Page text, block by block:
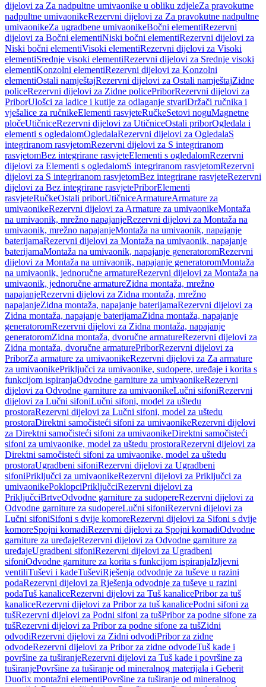
dijelovi za Za nadpultne umivaonike u obliku zdjeleZa pravokutne
nadpultne umivaonikeRezervni dijelovi za Za pravokutne nadpultne
umivaonikeZa ugradbene umivaonikeBočni elementiRezervni
dijelovi za Bočni elementiNiski bočni elementiRezervni dijelovi za
Niski bočni elementiVisoki elementiRezervni dijelovi za Visoki
elementiSrednje visoki elementiRezervni dijelovi za Srednje visoki
elementiKonzolni elementiRezervni dijelovi za Konzolni
elementiOstali namještajRezervni dijelovi za Ostali namještajZidne
policeRezervni dijelovi za Zidne policePriborRezervni dijelovi za
PriborUlošci za ladice i kutije za odlaganje stvariDržači ručnika i
vješalice za ručnikeElementi rasvjeteRučkeSetovi noguMagnetne
pločeUtičniceRezervni dijelovi za UtičniceOstali priborOgledala i
elementi s ogledalomOgledalaRezervni dijelovi za OgledalaS
integriranom rasvjetomRezervni dijelovi za S integriranom
rasvjetomBez integrirane rasvjeteElementi s ogledalomRezervni
dijelovi za Elementi s ogledalomS integriranom rasvjetomRezervni
dijelovi za S integriranom rasvjetomBez integrirane rasvjeteRezervni
dijelovi za Bez integrirane rasvjetePriborElementi
rasvjeteRučkeOstali priborUtičniceArmatureArmature za
umivaonikeRezervni dijelovi za Armature za umivaonikeMontaža
na umivaonik, mrežno napajanjeRezervni dijelovi za Montaža na
umivaonik, mrežno napajanjeMontaža na umivaonik, napajanje
baterijamaRezervni dijelovi za Montaža na umivaonik, napajanje
baterijamaMontaža na umivaonik, napajanje generatoromRezervni
dijelovi za Montaža na umivaonik, napajanje generatoromMontaža
na umivaonik, jednoručne armatureRezervni dijelovi za Montaža na
umivaonik, jednoručne armatureZidna montaža, mrežno
napajanjeRezervni dijelovi za Zidna montaža, mrežno
napajanjeZidna montaža, napajanje baterijamaRezervni dijelovi za
Zidna montaža, napajanje baterijamaZidna montaža, napajanje
generatoromRezervni dijelovi za Zidna montaža, napajanje
generatoromZidna montaža, dvoručne armatureRezervni dijelovi za
Zidna montaža, dvoručne armaturePriborRezervni dijelovi za
PriborZa armature za umivaonikeRezervni dijelovi za Za armature
za umivaonikePriključci za umivaonike, sudopere, uređaje i korita s
funkcijom ispiranjaOdvodne garniture za umivaonikeRezervni
dijelovi za Odvodne garniture za umivaonikeLučni sifoniRezervni
dijelovi za Lučni sifoniLučni sifoni, model za uštedu
prostoraRezervni dijelovi za Lučni sifoni, model za uštedu
prostoraDirektni samočisteći sifoni za umivaonikeRezervni dijelovi
za Direktni samočisteći sifoni za umivaonikeDirektni samočisteći
sifoni za umivaonike, model za uštedu prostoraRezervni dijelovi za
Direktni samočisteći sifoni za umivaonike, model za uštedu
prostoraUgradbeni sifoniRezervni dijelovi za Ugradbeni
sifoniPriključci za umivaonikeRezervni dijelovi za Priključci za
umivaonikePoklopciPriključciRezervni dijelovi za
PriključciBrtveOdvodne garniture za sudopereRezervni dijelovi za
Odvodne garniture za sudopereLučni sifoniRezervni dijelovi za
Lučni sifoniSifoni s dvije komoreRezervni dijelovi za Sifoni s dvije
komoreSpojni komadiRezervni dijelovi za Spojni komadiOdvodne
garniture za uređajeRezervni dijelovi za Odvodne garniture za
uređajeUgradbeni sifoniRezervni dijelovi za Ugradbeni
sifoniOdvodne garniture za korita s funkcijom ispiranjaIzljevni
ventiliTuševi i kadeTuševiRješenja odvodnje za tuševe u razini
podaRezervni dijelovi za Rješenja odvodnje za tuševe u razini
podaTuš kanaliceRezervni dijelovi za Tuš kanalicePribor za tuš
kanaliceRezervni dijelovi za Pribor za tuš kanalicePodni sifoni za
tušRezervni dijelovi za Podni sifoni za tušPribor za podne sifone za
tušRezervni dijelovi za Pribor za podne sifone za tušZidni
odvodiRezervni dijelovi za Zidni odvodiPribor za zidne
odvodeRezervni dijelovi za Pribor za zidne odvodeTuš kade i
površine za tuširanjeRezervni dijelovi za Tuš kade i površine za
tuširanjePovršine za tuširanje od mineralnog materijala i Geberit
Duofix montažni elementiPovršine za tuširanje od mineralnog